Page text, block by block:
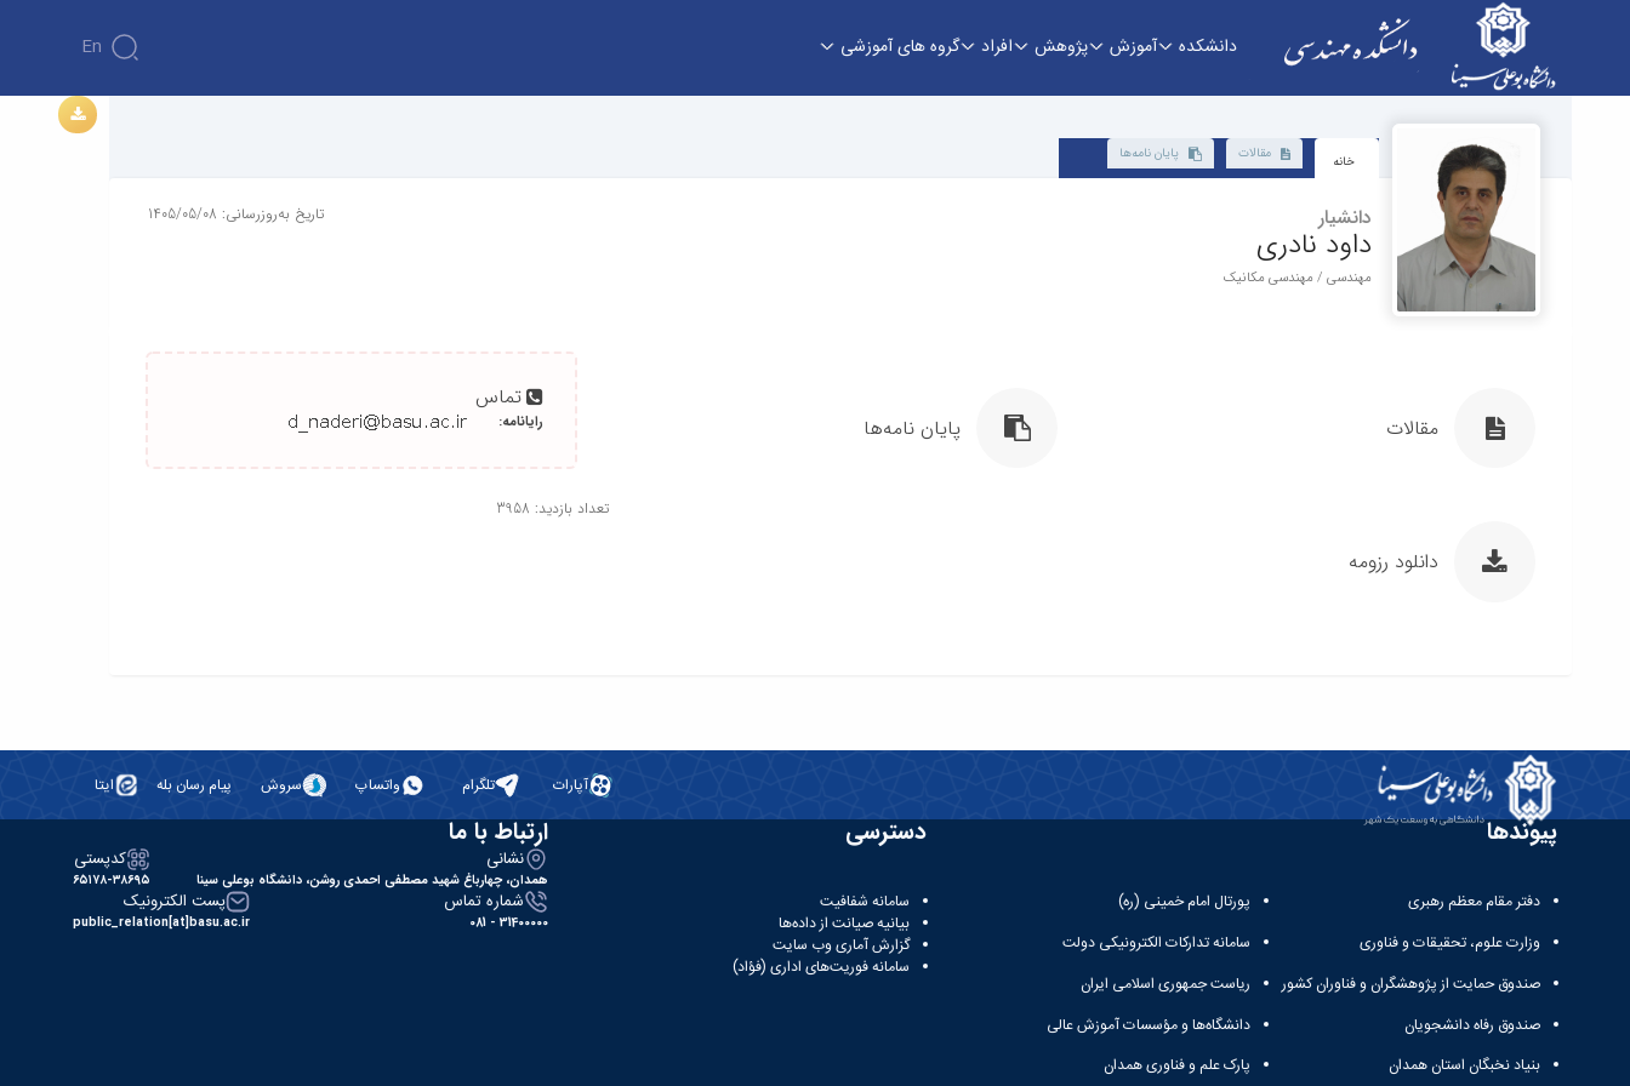
دانشکده آموزش پژوهش افراد گروه های آموزشی En
خانه مقالات پایان نامه‌ها
دانشیار تاریخ به‌روزرسانی: 1405/05/08
داود نادری
مهندسی / مهندسی مکانیک
تماس
رایانامه:
تعداد بازدید: 3958
مقالات پایان نامه‌ها
دانلود رزومه
آپارات تلگرام واتساپ سروش پیام رسان بله ایتا
پیوندها
دفتر مقام معظم رهبری
وزارت علوم، تحقیقات و فناوری
صندوق حمایت از پژوهشگران و فناوران کشور
صندوق رفاه دانشجویان
بنیاد نخبگان استان همدان
پورتال امام خمینی (ره)
سامانه تدارکات الکترونیکی دولت
ریاست جمهوری اسلامی ایران
دانشگاه‌ها و مؤسسات آموزش عالی
پارک علم و فناوری همدان
دسترسی
سامانه شفافیت
بیانیه صیانت از داده‌ها
گزارش آماری وب‌ سایت
سامانه فوریت‌های اداری (فؤاد)
ارتباط با ما
نشانی
همدان، چهارباغ شهید مصطفی احمدی روشن، دانشگاه بوعلی سینا
کدپستی
۶۵۱۷۸-۳۸۶۹۵
شماره تماس
31400000 - 081
پست الکترونیک
public_relation[at]basu.ac.ir